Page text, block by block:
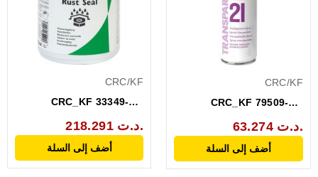
CRC/KF
CRC_KF 33349-AA
750ML218.291 د.ت.
أضف إلى السلة
CRC/KF
CRC_KF 79509-AA
AEROSOL 200ML63.274 د.ت.
أضف إلى السلة